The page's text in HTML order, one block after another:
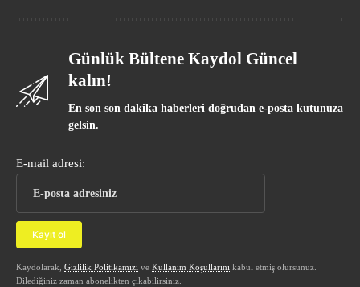
Günlük Bültene Kaydol Güncel
kalın!
En son son dakika haberleri doğrudan e-posta kutunuza
gelsin.
E-mail adresi:
Kaydolarak, Gizlilik Politikamızı ve Kullanım Koşullarını kabul etmiş olursunuz.
Dilediğiniz zaman abonelikten çıkabilirsiniz.